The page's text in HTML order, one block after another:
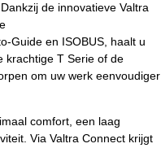
de innovatieve Valtra
Guide en ISOBUS, haalt u
krachtige T Serie of de
om uw werk eenvoudiger
comfort, een laag
Via Valtra Connect krijgt